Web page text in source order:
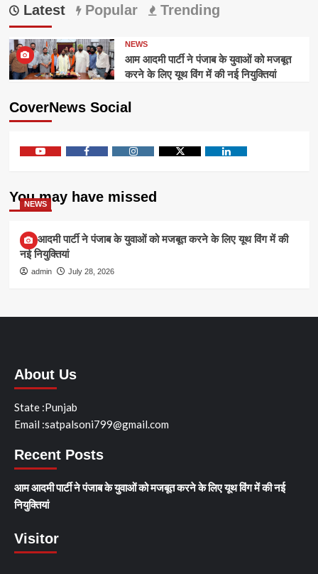
Latest Popular Trending
NEWS
आम आदमी पार्टी ने पंजाब के युवाओं को मजबूत
करने के लिए यूथ विंग में की नई नियुक्तियां
CoverNews Social
You may have missed
NEWS
आम आदमी पार्टी ने पंजाब के युवाओं को मजबूत करने के लिए यूथ विंग में की
नई नियुक्तियां
admin July 28, 2026
About Us
State :Punjab
Email :satpalsoni799@gmail.com
Recent Posts
आम आदमी पार्टी ने पंजाब के युवाओं को मजबूत करने के लिए यूथ विंग में की नई
नियुक्तियां
Visitor